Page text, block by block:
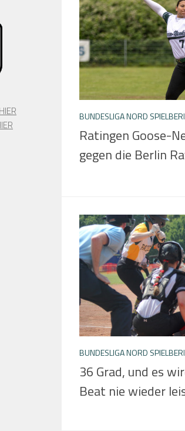
BUNDESLIGA NORD
Ratingen Goose-
gegen die Berlin
BUNDESLIGA NORD
36 Grad, und es
Beat nie wieder
HIER